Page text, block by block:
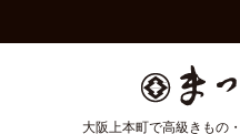
大阪上本町で高級きもの